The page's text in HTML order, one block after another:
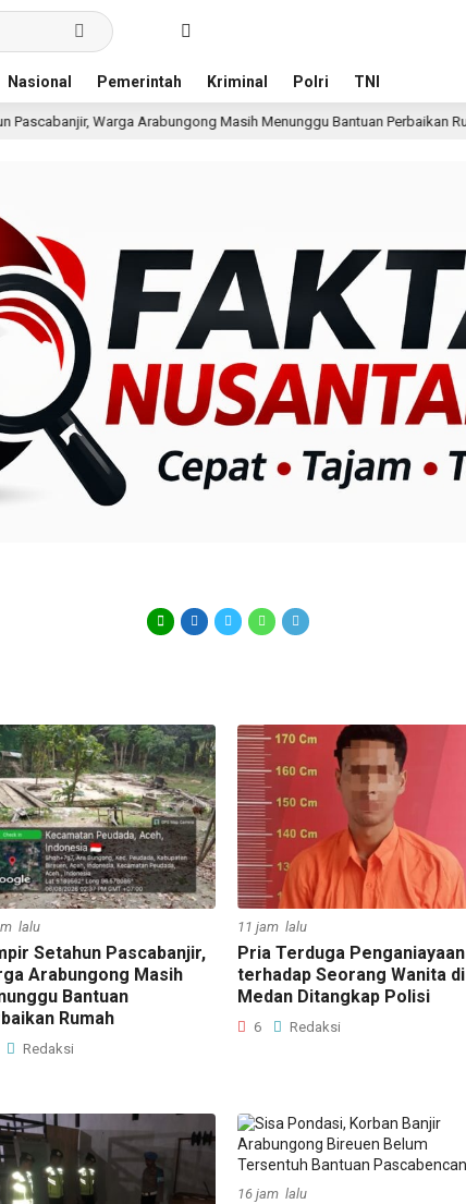
Nasional Pemerintah Kriminal Polri TNI
Warga Arabungong Masih Menunggu Bantuan Perbaikan Rumah
lalu
Setahun Pascabanjir,
Arabungong Masih
Bantuan
Rumah
Redaksi
11 jam lalu
Pria Terduga Penganiayaan
terhadap Seorang Wanita di
Medan Ditangkap Polisi
6 Redaksi
16 jam lalu